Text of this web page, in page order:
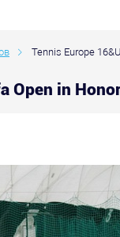
Tennis Europe
Open in